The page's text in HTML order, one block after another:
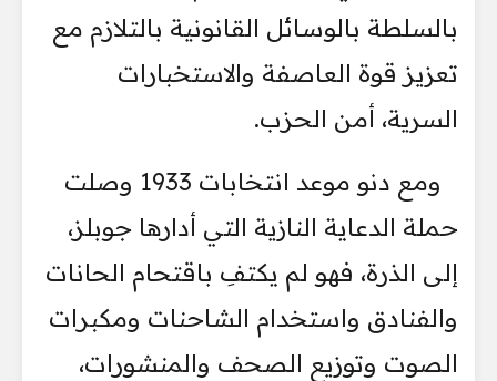
بالسلطة بالوسائل القانونية بالتلازم مع
تعزيز قوة العاصفة والاستخبارات
السرية، أمن الحزب.
ومع دنو موعد انتخابات 1933 وصلت
حملة الدعاية النازية التي أدارها جوبلز،
إلى الذرة، فهو لم يكتفِ باقتحام الحانات
والفنادق واستخدام الشاحنات ومكبرات
الصوت وتوزيع الصحف والمنشورات،